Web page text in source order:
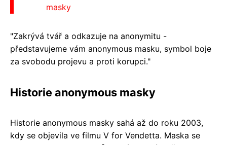
masky
"Zakrývá tvář a odkazuje na anonymitu -
představujeme vám anonymous masku, symbol boje
za svobodu projevu a proti korupci."
Historie anonymous masky
Historie anonymous masky sahá až do roku 2003,
kdy se objevila ve filmu V for Vendetta. Maska se